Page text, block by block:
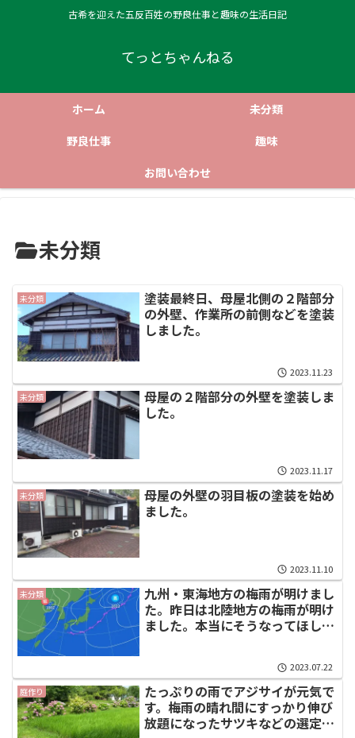
古希を迎えた五反百姓の野良仕事と趣味の生活日記
てっとちゃんねる
ホーム
未分類
野良仕事
趣味
お問い合わせ
未分類
未分類
塗装最終日、母屋北側の２階部分
の外壁、作業所の前側などを塗装
しました。
2023.11.23
未分類
母屋の２階部分の外壁を塗装しま
した。
2023.11.17
未分類
母屋の外壁の羽目板の塗装を始め
ました。
2023.11.10
未分類
九州・東海地方の梅雨が明けまし
た。昨日は北陸地方の梅雨が明け
ました。本当にそうなってほしい
2023.07.22
庭作り
たっぷりの雨でアジサイが元気で
す。梅雨の晴れ間にすっかり伸び
放題になったサツキなどの選定を